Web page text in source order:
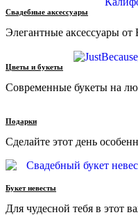
Свадебные аксессуары
Элегантные аксессуары
Цветы и букеты
Современные букеты на
Подарки
Сделайте этот день
Букет невесты
Для чудесной тебя в этот